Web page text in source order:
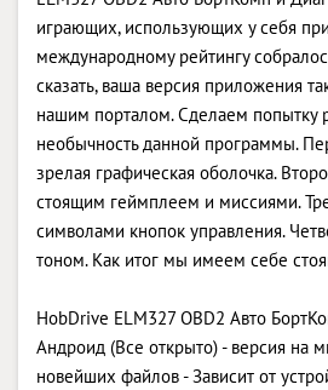
играющих, использующих у себя
международному рейтингу
сказать, ваша версия приложения
нашим порталом. Сделаем попытку
необычность данной программы.
зрелая графическая оболочка.
стоящим геймплеем и миссиями.
символами кнопок управления.
тоном. Как итог мы имеем себе
HobDrive ELM327 OBD2 Авто
Андроид (Все открыто) - версия на
новейших файлов - Зависит от